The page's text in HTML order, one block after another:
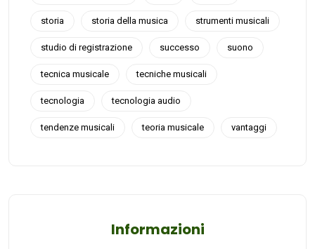
storia storia della musica strumenti musicali
studio di registrazione successo suono
tecnica musicale tecniche musicali
tecnologia tecnologia audio
tendenze musicali teoria musicale vantaggi
Informazioni